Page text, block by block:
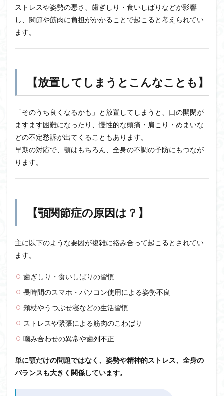
ストレスや姿勢の悪さ、歯ぎしり・食いしばりなどが影響
し、関節や筋肉に負担がかかることで起こると考えられてい
ます。
【放置してしまうとこんなことも】
「そのうち良くなるかも」と放置してしまうと、口の開閉が
ますます困難になったり、慢性的な頭痛・肩こり・めまいな
どの不定愁訴が出てくることもあります。
早期の対応で、顎はもちろん、全身の不調の予防にもつなが
ります。
【顎関節症の原因は？】
主に以下のような要因が複雑に絡み合って起こるとされてい
ます。
歯ぎしり・食いしばりの習慣
長時間のスマホ・パソコン使用による姿勢不良
頬杖やうつぶせ寝などの生活習慣
ストレスや緊張による筋肉のこわばり
噛み合わせの異常や歯列不正
単に顎だけの問題ではなく、姿勢や精神的ストレス、全身の
バランスも大きく関係しています。